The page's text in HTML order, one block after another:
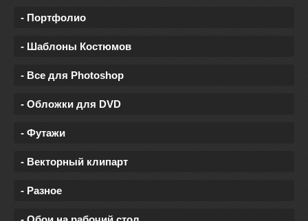
- Портфолио
- Шаблоны Костюмов
- Все для Photoshop
- Обложки для DVD
- Футажи
- Векторный клипарт
- Разное